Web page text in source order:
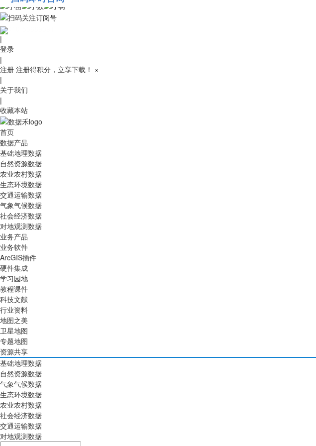
010-53689091
|
登录
|
注册 注册得积分，立享下载！ ×
|
关于我们
|
收藏本站
首页
数据产品
基础地理数据
自然资源数据
农业农村数据
生态环境数据
交通运输数据
气象气候数据
社会经济数据
对地观测数据
业务产品
业务软件
ArcGIS插件
硬件集成
学习园地
教程课件
科技文献
行业资料
地图之美
卫星地图
专题地图
资源共享
基础地理数据
自然资源数据
气象气候数据
生态环境数据
农业农村数据
社会经济数据
交通运输数据
对地观测数据